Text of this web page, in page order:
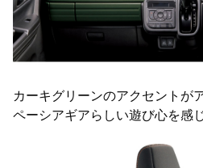
カーキグリーンのアクセントが
ペーシアギアらしい遊び心を感